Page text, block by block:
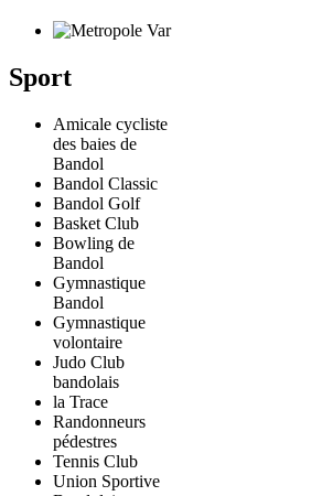
Sport
Amicale cycliste
des baies de
Bandol
Bandol Classic
Bandol Golf
Basket Club
Bowling de
Bandol
Gymnastique
Bandol
Gymnastique
volontaire
Judo Club
bandolais
la Trace
Randonneurs
pédestres
Tennis Club
Union Sportive